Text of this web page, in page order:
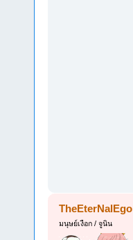
TheEterNalEgo
มนุษย์เงือก / จูนิน